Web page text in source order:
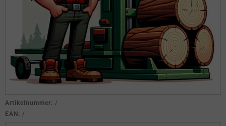
Artikelnummer: /
EAN: /